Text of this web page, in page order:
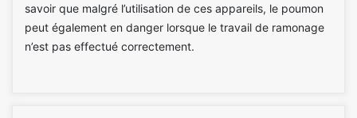
savoir que malgré l’utilisation de ces appareils, le poumon
peut également en danger lorsque le travail de ramonage
n’est pas effectué correctement.